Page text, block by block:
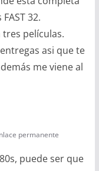
32.
películas.
asi que te
me viene al
permanente
puede ser que